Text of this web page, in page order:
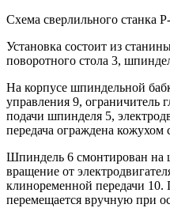
Схема сверлильного станка
Установка состоит из
поворотного стола 3,
На корпусе шпиндельной
управления 9, ограничитель
подачи шпинделя 5,
передача ограждена
Шпиндель 6 смонтирован на
вращение от
клиноременной передачи
перемещается вручную при